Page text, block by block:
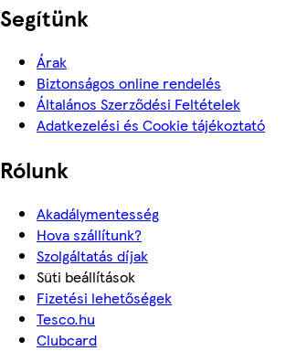
Segítünk
Árak
Biztonságos online rendelés
Általános Szerződési Feltételek
Adatkezelési és Cookie tájékoztató
Rólunk
Akadálymentesség
Hova szállítunk?
Szolgáltatás díjak
Süti beállítások
Fizetési lehetőségek
Tesco.hu
Clubcard